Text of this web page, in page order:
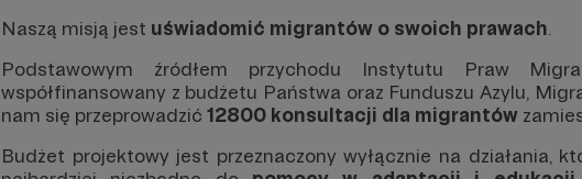
Naszą misją jest uświadomić migrantów o swoich prawach
Podstawowym źródłem przychodu Instytutu Praw
współfinansowany z budżetu Państwa oraz Funduszu Azylu,
nam się przeprowadzić 12800 konsultacji dla migrantów
Budżet projektowy jest przeznaczony wyłącznie na działania,